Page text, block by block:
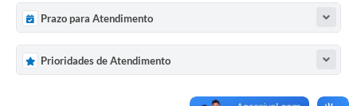
Prazo para Atendimento
Prioridades de Atendimento